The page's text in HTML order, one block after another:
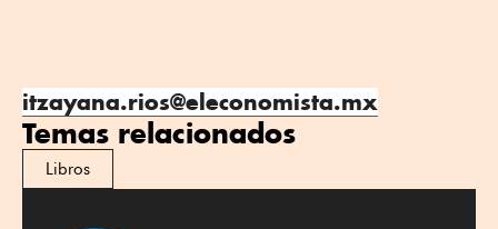
itzayana.rios@eleconomista.mx
Temas relacionados
Libros